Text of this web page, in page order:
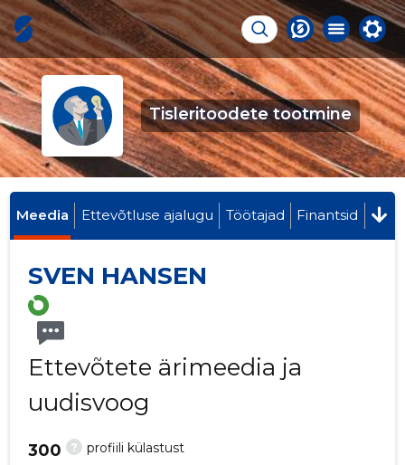
Tisleritoodete tootmine
Meedia Ettevõtluse ajalugu Töötajad Finantsid
SVEN HANSEN
Ettevõtete ärimeedia ja
uudisvoog
? profiili külastust
300